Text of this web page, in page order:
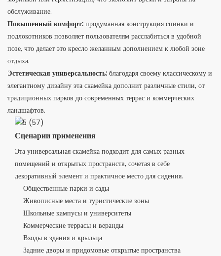
обслуживание.
Повышенный комфорт: продуманная конструкция спинки и
подлокотников позволяет пользователям расслабиться в удобной
позе, что делает это кресло желанным дополнением к любой зоне
отдыха.
Эстетическая универсальность: благодаря своему классическому и
элегантному дизайну эта скамейка дополнит различные стили, от
традиционных парков до современных террас и коммерческих
ландшафтов.
Сценарии применения
Эта универсальная скамейка подходит для самых разных
помещений и открытых пространств, сочетая в себе
декоративный элемент и практичное место для сидения.
Общественные парки и сады
Живописные места и туристические зоны
Школьные кампусы и университеты
Коммерческие террасы и веранды
Входы в здания и крыльца
Задние дворы и придомовые открытые пространства